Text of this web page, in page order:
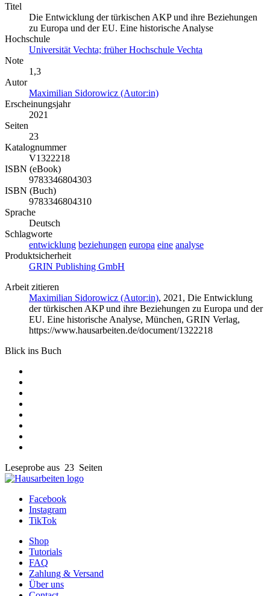
Titel
Die Entwicklung der türkischen AKP und ihre Beziehungen
zu Europa und der EU. Eine historische Analyse
Hochschule
Universität Vechta; früher Hochschule Vechta
Note
1,3
Autor
Maximilian Sidorowicz (Autor:in)
Erscheinungsjahr
2021
Seiten
23
Katalognummer
V1322218
ISBN (eBook)
9783346804303
ISBN (Buch)
9783346804310
Sprache
Deutsch
Schlagworte
entwicklung beziehungen europa eine analyse
Produktsicherheit
GRIN Publishing GmbH
Arbeit zitieren
Maximilian Sidorowicz (Autor:in), 2021, Die Entwicklung
der türkischen AKP und ihre Beziehungen zu Europa und der
EU. Eine historische Analyse, München, GRIN Verlag,
https://www.hausarbeiten.de/document/1322218
Blick ins Buch
Leseprobe aus 23 Seiten
Facebook
Instagram
TikTok
Shop
Tutorials
FAQ
Zahlung & Versand
Über uns